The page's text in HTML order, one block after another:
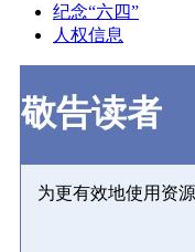
纪念“六四”
人权信息
敬告读者
为更有效地使用资